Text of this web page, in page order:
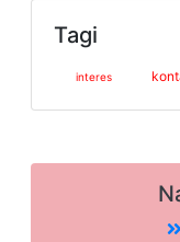
Tagi
interes